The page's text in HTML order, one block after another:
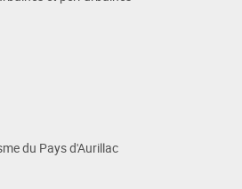
du Pays d'Aurillac